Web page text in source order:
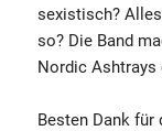
sexistisch?
so? Die Band
Nordic Ashtrays
Besten Dank für